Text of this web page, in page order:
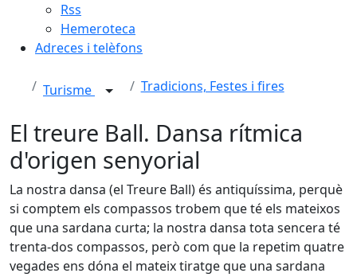
Rss
Hemeroteca
Adreces i telèfons
Turisme Tradicions, Festes i fires
El treure Ball. Dansa rítmica
d'origen senyorial
La nostra dansa (el Treure Ball) és antiquíssima, perquè
si comptem els compassos trobem que té els mateixos
que una sardana curta; la nostra dansa tota sencera té
trenta-dos compassos, però com que la repetim quatre
vegades ens dóna el mateix tiratge que una sardana